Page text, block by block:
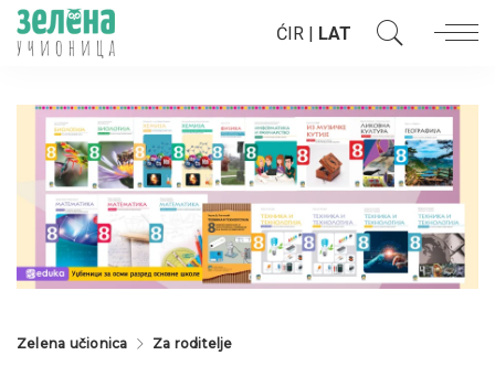
ĆIR | LAT
Zelena učionica Za roditelje